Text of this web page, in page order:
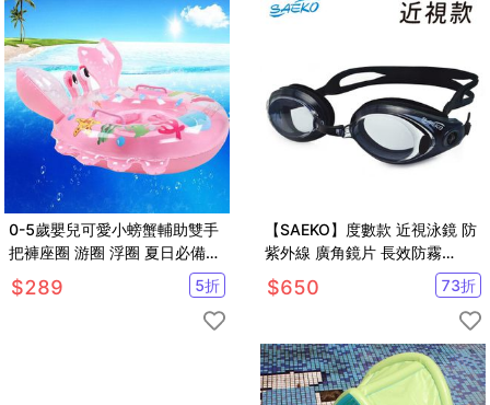
0-5歲嬰兒可愛小螃蟹輔助雙手
把褲座圈 游圈 浮圈 夏日必備水
上用品 【SV6967】
$289 5折
【SAEKO】度數款 近視泳鏡 防
紫外線 廣角鏡片 長效防霧
S42AOP
$650 73折